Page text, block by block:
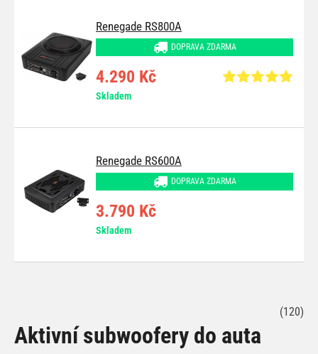
Renegade RS800A
DOPRAVA ZDARMA
4.290 Kč
Skladem
Renegade RS600A
DOPRAVA ZDARMA
3.790 Kč
Skladem
Aktivní subwoofery do auta
(120)